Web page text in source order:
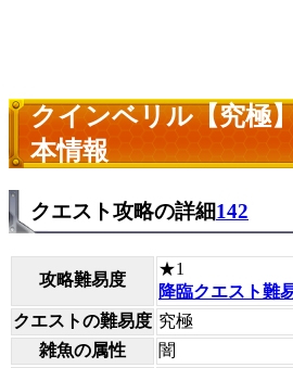
クインベリル【究極
本情報
クエスト攻略の詳細142
攻略難易度
★1
降臨クエスト難
クエストの難易度 究極
雑魚の属性
闇